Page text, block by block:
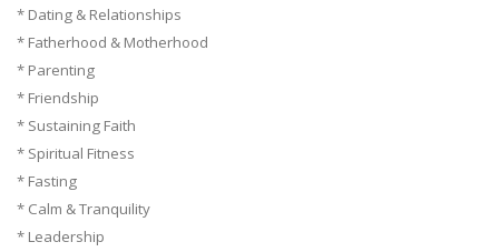
* Dating & Relationships
* Fatherhood & Motherhood
* Parenting
* Friendship
* Sustaining Faith
* Spiritual Fitness
* Fasting
* Calm & Tranquility
* Leadership